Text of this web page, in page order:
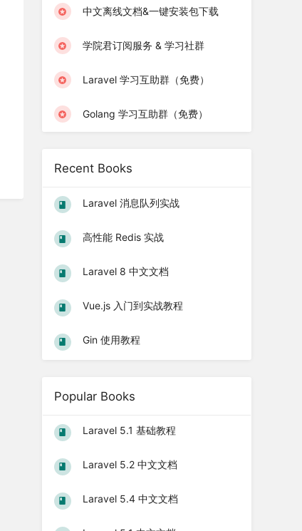
中文离线文档&一键安装包下载
学院君订阅服务 & 学习社群
Laravel 学习互助群（免费）
Golang 学习互助群（免费）
Recent Books
Laravel 消息队列实战
高性能 Redis 实战
Laravel 8 中文文档
Vue.js 入门到实战教程
Gin 使用教程
Popular Books
Laravel 5.1 基础教程
Laravel 5.2 中文文档
Laravel 5.4 中文文档